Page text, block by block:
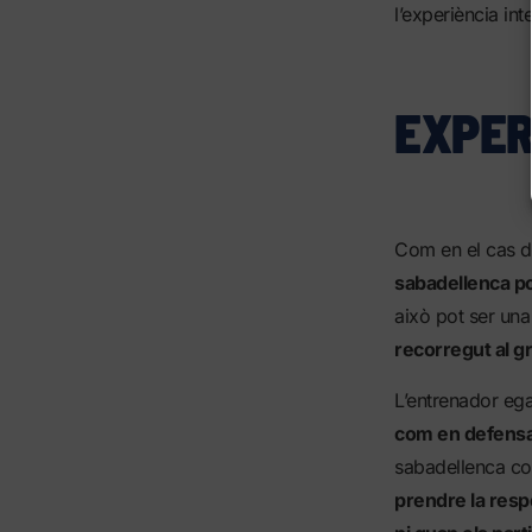
l’experiència
Com en el cas
sabadellenca
això pot ser
recorregut al
L’entrenador
com en
sabadellenca
prendre la